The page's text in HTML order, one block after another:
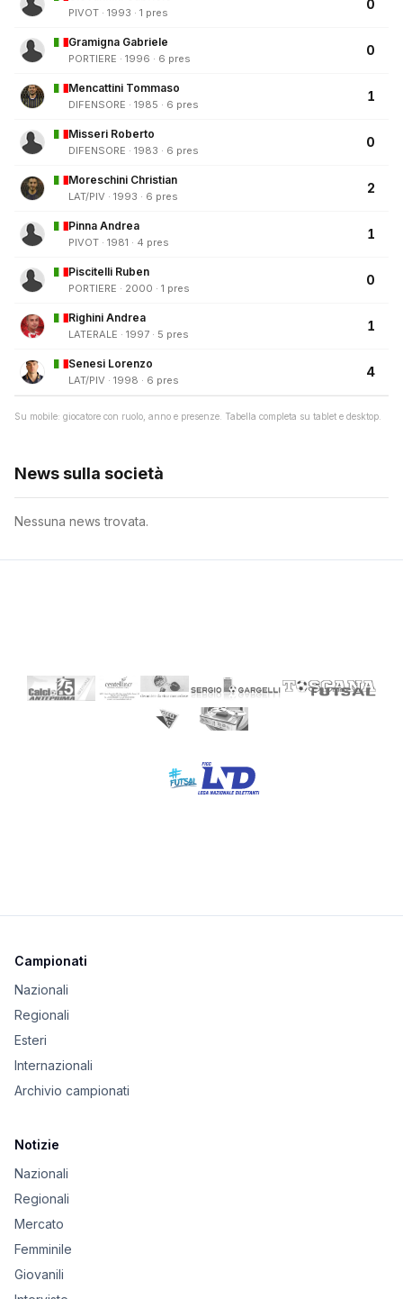
PIVOT · 1993 · 1 pres
0
Gramigna Gabriele
PORTIERE · 1996 · 6 pres
0
Mencattini Tommaso
DIFENSORE · 1985 · 6 pres
1
Misseri Roberto
DIFENSORE · 1983 · 6 pres
0
Moreschini Christian
LAT/PIV · 1993 · 6 pres
2
Pinna Andrea
PIVOT · 1981 · 4 pres
1
Piscitelli Ruben
PORTIERE · 2000 · 1 pres
0
Righini Andrea
LATERALE · 1997 · 5 pres
1
Senesi Lorenzo
LAT/PIV · 1998 · 6 pres
4
Su mobile: giocatore con ruolo, anno e presenze. Tabella completa su tablet e desktop.
News sulla società
Nessuna news trovata.
Campionati
Nazionali
Regionali
Esteri
Internazionali
Archivio campionati
Notizie
Nazionali
Regionali
Mercato
Femminile
Giovanili